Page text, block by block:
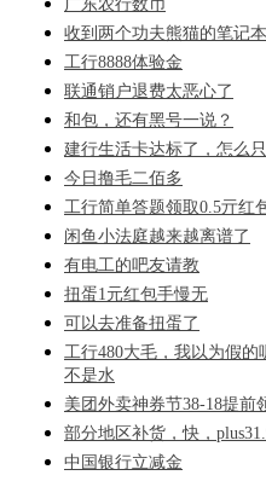
广东农行数币
收到两个功夫熊猫的笔记本
工行8888体验金
联通销户退费太恶心了
和包，还有黑号一说？
建行生活卡达标了，怎么
今日撸毛二佰多
工行简单答题领取0.5亓红
闲鱼小法庭越来越离谱了
有电工的吧友请教
扭蛋1元红包手慢无
可以去准备扭蛋了
工行480大毛，我以为假
不是水
美团外卖神券节38-18提前
部分地区补货，快，
中国银行立减金